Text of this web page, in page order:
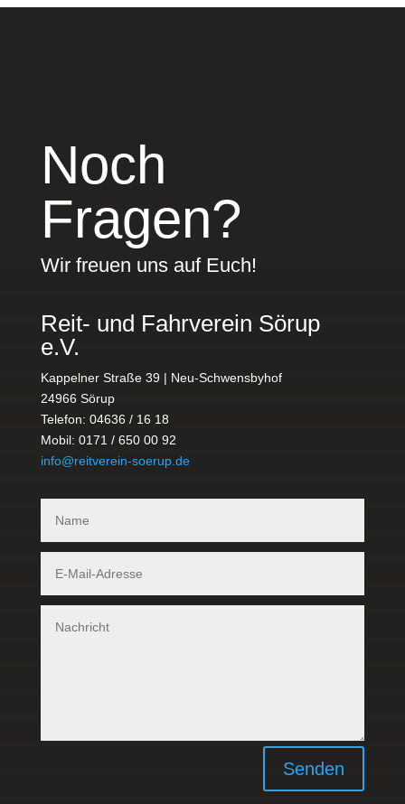
Noch
Fragen?
Wir freuen uns auf Euch!
Reit- und Fahrverein Sörup
e.V.
Kappelner Straße 39 | Neu-Schwensbyhof
24966 Sörup
Telefon: 04636 / 16 18
Mobil: 0171 / 650 00 92
info@reitverein-soerup.de
Senden